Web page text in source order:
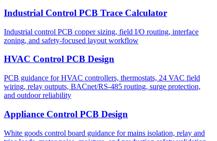
Industrial Control PCB Trace Calculator
Industrial control PCB copper sizing, field I/O routing, interface
zoning, and safety-focused layout workflow
HVAC Control PCB Design
PCB guidance for HVAC controllers, thermostats, 24 VAC field
wiring, relay outputs, BACnet/RS-485 routing, surge protection,
and outdoor reliability
Appliance Control PCB Design
White goods control board guidance for mains isolation, relay and